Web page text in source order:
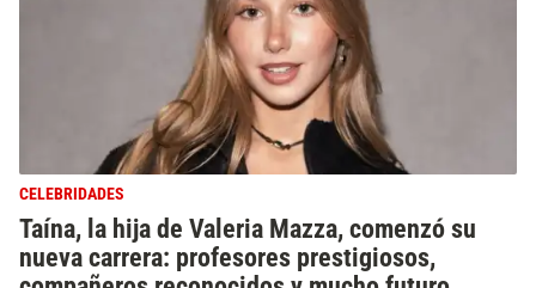
CELEBRIDADES
Taína, la hija de Valeria Mazza, comenzó su
nueva carrera: profesores prestigiosos,